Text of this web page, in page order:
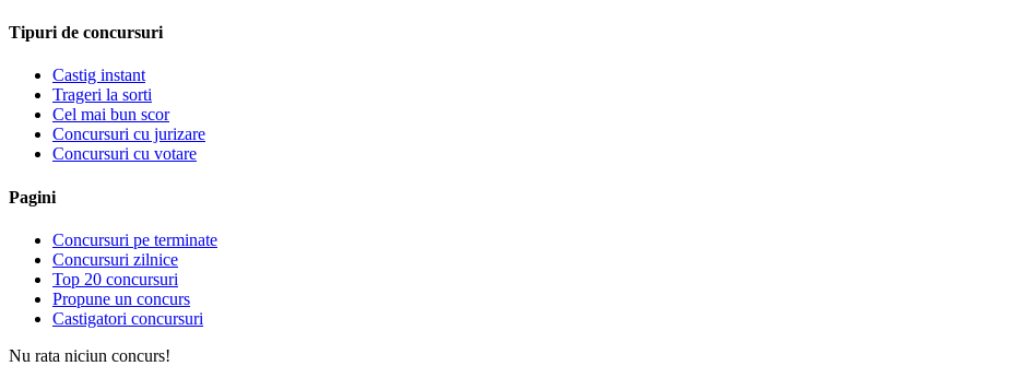
Tipuri de concursuri
Castig instant
Trageri la sorti
Cel mai bun scor
Concursuri cu jurizare
Concursuri cu votare
Pagini
Concursuri pe terminate
Concursuri zilnice
Top 20 concursuri
Propune un concurs
Castigatori concursuri
Nu rata niciun concurs!